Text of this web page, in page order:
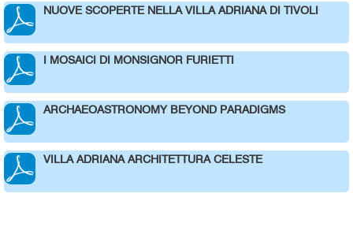
NUOVE SCOPERTE NELLA VILLA ADRIANA DI TIVOLI
I MOSAICI DI MONSIGNOR FURIETTI
ARCHAEOASTRONOMY BEYOND PARADIGMS
VILLA ADRIANA ARCHITETTURA CELESTE